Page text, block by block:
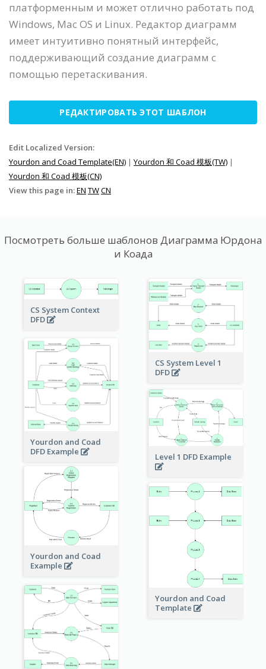
платформенным и может отлично работать под
Windows, Mac OS и Linux. Редактор диаграмм
имеет интуитивно понятный интерфейс,
поддерживающий создание диаграмм с
помощью перетаскивания.
РЕДАКТИРОВАТЬ ЭТОТ ШАБЛОН
Edit Localized Version:
Yourdon and Coad Template(EN) | Yourdon 和 Coad 模板(TW) |
Yourdon 和 Coad 模板(CN)
View this page in:EN TWCN
Посмотреть больше шаблонов Диаграмма Юрдона
и Коада
CS System Context
DFD
CS System Level 1
DFD
Yourdon and Coad
DFD Example
Level 1 DFD Example
Yourdon and Coad
Example
Yourdon and Coad
Template